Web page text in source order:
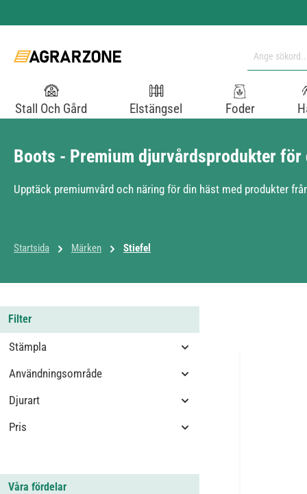
Stall Och Gård Elstängsel Foder
Boots - Premium djurvårdsprodukter för
Upptäck premiumvård och näring för din häst med produkter
Startsida Märken Stiefel
Filter
Stämpla
Användningsområde
Djurart
Pris
Våra fördelar